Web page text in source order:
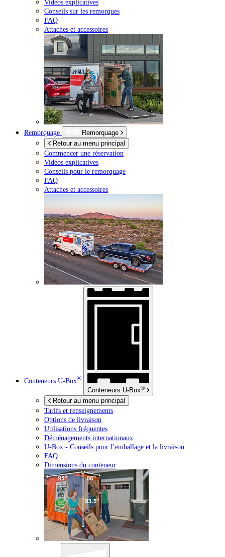
Vidéos explicatives
Conseils sur les remorques
FAQ
Attaches et accessoires
Remorquage
Remorquage
Retour au menu principal
Commencer une réservation
Vidéos explicatives
Conseils pour le remorquage
FAQ
Attaches et accessoires
Conteneurs U-Box®
Conteneurs U-Box®
Retour au menu principal
Tarifs et renseignements
Options de livraison
Utilisations fréquentes
Déménagements internationaux
U-Box - Conseils pour l’emballage et la livraison
FAQ
Dimensions du conteneur